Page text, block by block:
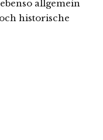
allgemein
historische